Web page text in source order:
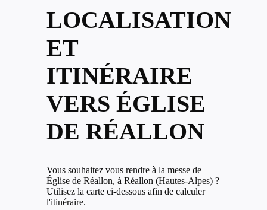
LOCALISATION
ET
ITINÉRAIRE
VERS ÉGLISE
DE RÉALLON
Vous souhaitez vous rendre à la messe de
Église de Réallon, à Réallon (Hautes-Alpes) ?
Utilisez la carte ci-dessous afin de calculer
l'itinéraire.